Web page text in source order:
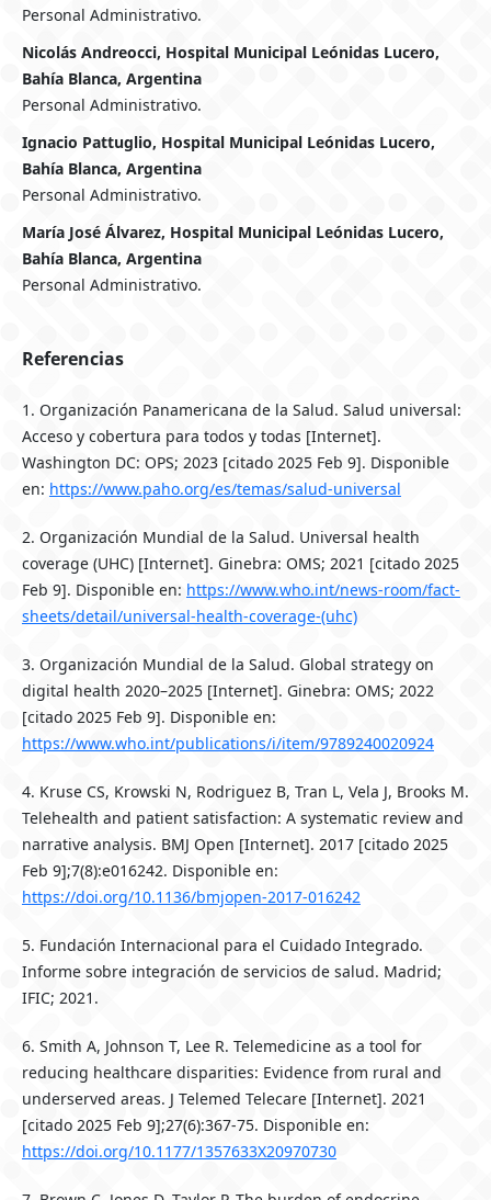
Personal Administrativo.
Nicolás Andreocci, Hospital Municipal Leónidas Lucero,
Bahía Blanca, Argentina
Personal Administrativo.
Ignacio Pattuglio, Hospital Municipal Leónidas Lucero,
Bahía Blanca, Argentina
Personal Administrativo.
María José Álvarez, Hospital Municipal Leónidas Lucero,
Bahía Blanca, Argentina
Personal Administrativo.
Referencias
1. Organización Panamericana de la Salud. Salud universal:
Acceso y cobertura para todos y todas [Internet].
Washington DC: OPS; 2023 [citado 2025 Feb 9]. Disponible
en: https://www.paho.org/es/temas/salud-universal
2. Organización Mundial de la Salud. Universal health
coverage (UHC) [Internet]. Ginebra: OMS; 2021 [citado 2025
Feb 9]. Disponible en: https://www.who.int/news-room/fact-
sheets/detail/universal-health-coverage-(uhc)
3. Organización Mundial de la Salud. Global strategy on
digital health 2020–2025 [Internet]. Ginebra: OMS; 2022
[citado 2025 Feb 9]. Disponible en:
https://www.who.int/publications/i/item/9789240020924
4. Kruse CS, Krowski N, Rodriguez B, Tran L, Vela J, Brooks M.
Telehealth and patient satisfaction: A systematic review and
narrative analysis. BMJ Open [Internet]. 2017 [citado 2025
Feb 9];7(8):e016242. Disponible en:
https://doi.org/10.1136/bmjopen-2017-016242
5. Fundación Internacional para el Cuidado Integrado.
Informe sobre integración de servicios de salud. Madrid;
IFIC; 2021.
6. Smith A, Johnson T, Lee R. Telemedicine as a tool for
reducing healthcare disparities: Evidence from rural and
underserved areas. J Telemed Telecare [Internet]. 2021
[citado 2025 Feb 9];27(6):367-75. Disponible en:
https://doi.org/10.1177/1357633X20970730